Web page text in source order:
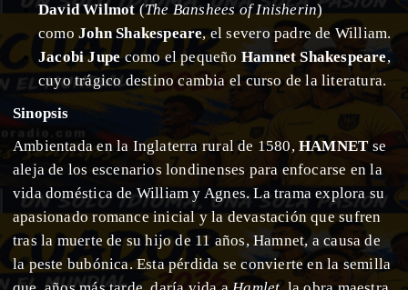
David Wilmot(The Banshees of Inisherin)
comoJohn Shakespeare, el severo padre de William.
Jacobi Jupecomo el pequeño Hamnet Shakespeare,
cuyo trágico destino cambia el curso de la literatura.
Sinopsis
Ambientada en la Inglaterra rural de 1580,HAMNETse
aleja de los escenarios londinenses para enfocarse en la
vida doméstica de William y Agnes. La trama explora su
apasionado romance inicial y la devastación que sufren
tras la muerte de su hijo de 11 años, Hamnet, a causa de
la peste bubónica. Esta pérdida se convierte en la semilla